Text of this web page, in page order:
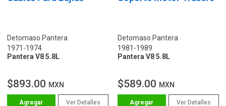
Detomaso Pantera
1971-1974
Pantera V8 5.8L
$893.00 MXN
Ver Detalles
Detomaso Pantera
1981-1989
Pantera V8 5.8L
$589.00 MXN
Ver Detalles